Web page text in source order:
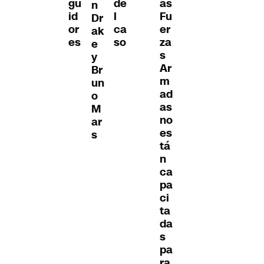
gu
id
or
es
n
Dr
ak
e
y
Br
un
o
M
ar
s
de
l
ca
so
as
Fu
er
za
s
Ar
m
ad
as
no
es
tá
n
ca
pa
ci
ta
da
s
pa